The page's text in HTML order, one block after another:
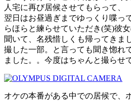
人宅に再び居候させてもらって、
翌日はお昼過ぎまでゆっくり喋っ
らほらと練らせていただき(笑)彼
聞いて、名残惜しくも帰ってきま
撮した一部。と言っても聞き惚れ
ました。。今度はちゃんと撮らせ
オケの本番がある中での居候で、